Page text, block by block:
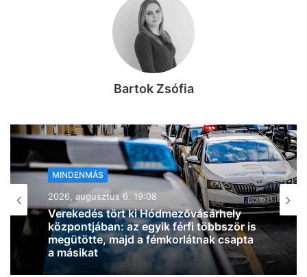
Bartok Zsófia
MINDENMÁS
2026, augusztus 6. 18:54
Zivatarok pattantak ki Csongrád-
Csanád vármegyében, miközben
jócskán megdőlt a melegrekord az
országban